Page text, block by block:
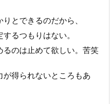
とできるのだから、
るつもりはない。
るのは止めて欲しい。苦笑
得られないところもあ